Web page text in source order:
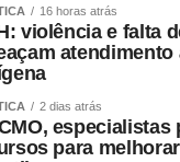
16 horas atrás
violência e falta
atendimento
2 dias atrás
especialistas
para